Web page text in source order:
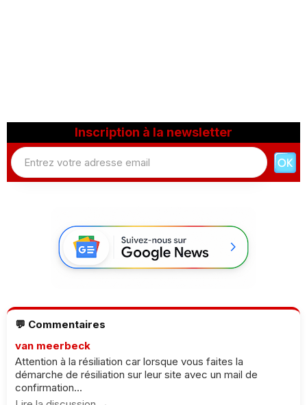
Inscription à la newsletter
💬 Commentaires
van meerbeck
Attention à la résiliation car lorsque vous faites la
démarche de résiliation sur leur site avec un mail de
confirmation...